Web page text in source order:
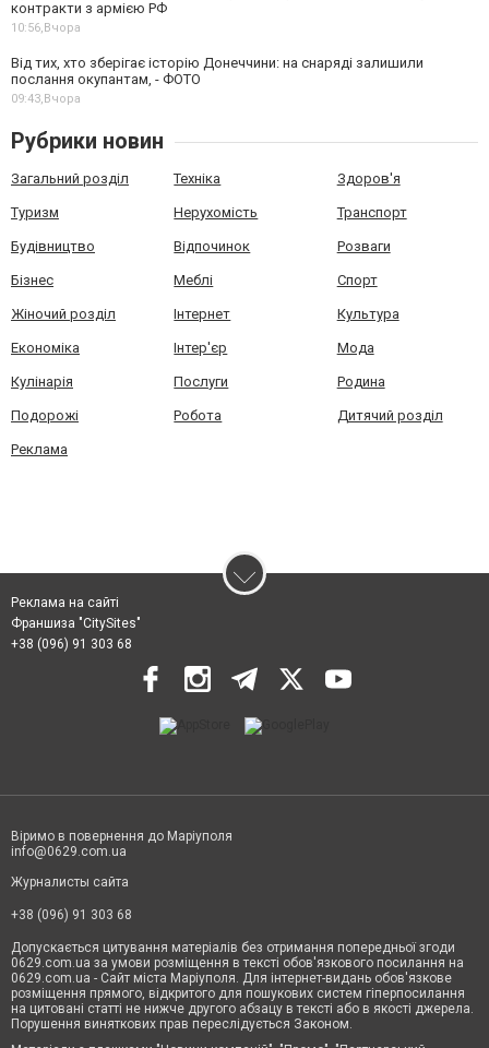
контракти з армією РФ
10:56,Вчора
Від тих, хто зберігає історію Донеччини: на снаряді залишили
послання окупантам, - ФОТО
09:43,Вчора
Рубрики новин
Загальний розділ Техніка Здоров'я
Туризм Нерухомість Транспорт
Будівництво Відпочинок Розваги
Бізнес Меблі Спорт
Жіночий розділ Інтернет Культура
Економіка Інтер'єр Мода
Кулінарія Послуги Родина
Подорожі Робота Дитячий розділ
Реклама
Реклама на сайті
Франшиза "CitySites"
+38 (096) 91 303 68
Віримо в повернення до Маріуполя
info@0629.com.ua
Журналисты сайта
+38 (096) 91 303 68
Допускається цитування матеріалів без отримання попередньої згоди
0629.com.ua за умови розміщення в тексті обов'язкового посилання на
0629.com.ua - Сайт міста Маріуполя. Для інтернет-видань обов'язкове
розміщення прямого, відкритого для пошукових систем гіперпосилання
на цитовані статті не нижче другого абзацу в тексті або в якості джерела.
Порушення виняткових прав переслідується Законом.